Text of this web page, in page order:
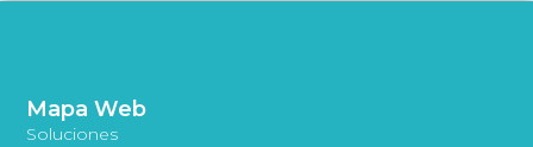
Mapa Web
Soluciones